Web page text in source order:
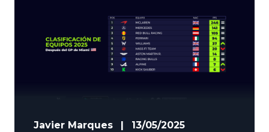
te traemos todo lo que
Javier Marques
13/05/2025